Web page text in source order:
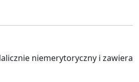
niemerytoryczny i zawiera